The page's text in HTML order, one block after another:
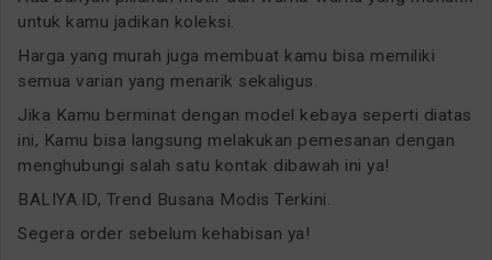
untuk kamu jadikan koleksi.
Harga yang murah juga membuat kamu bisa memiliki
semua varian yang menarik sekaligus.
Jika Kamu berminat dengan model kebaya seperti diatas
ini, Kamu bisa langsung melakukan pemesanan dengan
menghubungi salah satu kontak dibawah ini ya!
BALIYA.ID, Trend Busana Modis Terkini.
Segera order sebelum kehabisan ya!